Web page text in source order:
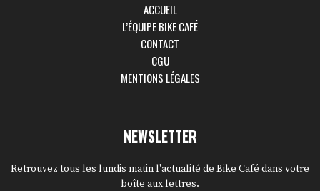
ACCUEIL
L’ÉQUIPE BIKE CAFÉ
CONTACT
CGU
MENTIONS LÉGALES
NEWSLETTER
Retrouvez tous les lundis matin l'actualité de Bike Café dans votre
boîte aux lettres.